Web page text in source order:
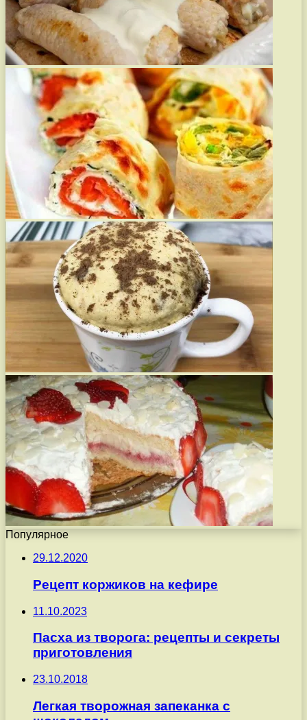
Популярное
29.12.2020
Рецепт коржиков на кефире
11.10.2023
Пасха из творога: рецепты и секреты
приготовления
23.10.2018
Легкая творожная запеканка с